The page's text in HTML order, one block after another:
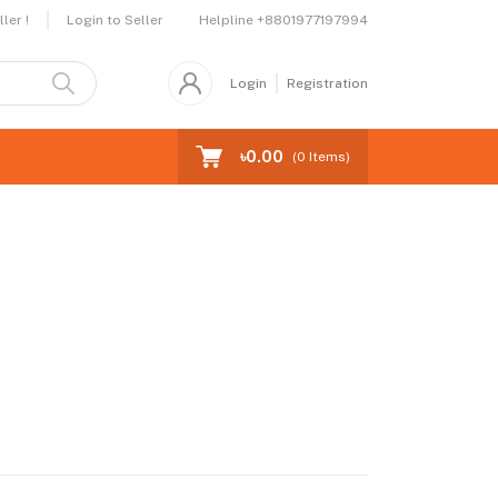
! Login to Seller Helpline +8801977197994
Login Registration
৳0.00 (0 Items)